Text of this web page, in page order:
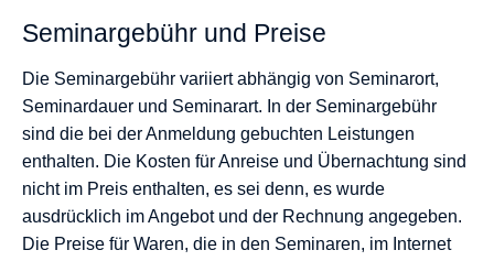
Seminargebühr und Preise
Die Seminargebühr variiert abhängig von Seminarort,
Seminardauer und Seminarart. In der Seminargebühr
sind die bei der Anmeldung gebuchten Leistungen
enthalten. Die Kosten für Anreise und Übernachtung sind
nicht im Preis enthalten, es sei denn, es wurde
ausdrücklich im Angebot und der Rechnung angegeben.
Die Preise für Waren, die in den Seminaren, im Internet